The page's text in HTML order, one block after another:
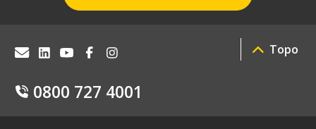
0800 727 4001
Topo